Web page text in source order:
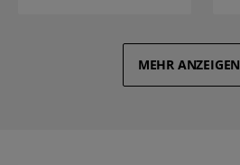
MEHR ANZEIGEN